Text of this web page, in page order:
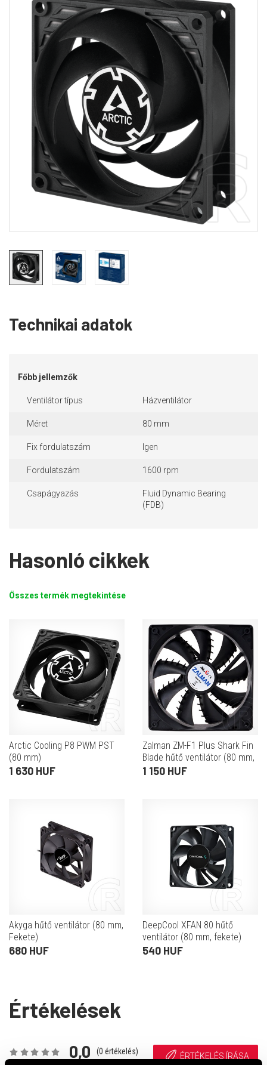
Technikai adatok
Főbb jellemzők
Ventilátor típus Házventilátor
Méret 80 mm
Fix fordulatszám Igen
Fordulatszám 1600 rpm
Csapágyazás
Fluid Dynamic Bearing
(FDB)
Hasonló cikkek
Összes termék megtekintése
Arctic Cooling P8 PWM PST
(80 mm)
1 630 HUF
Zalman ZM-F1 Plus Shark Fin
Blade hűtő ventilátor (80 mm,
2000 rpm, 23 dB)
1 150 HUF
Akyga hűtő ventilátor (80 mm,
Fekete)
680 HUF
DeepCool XFAN 80 hűtő
ventilátor (80 mm, fekete)
540 HUF
Értékelések
0,0 (0 értékelés) ÉRTÉKELÉS ÍRÁSA